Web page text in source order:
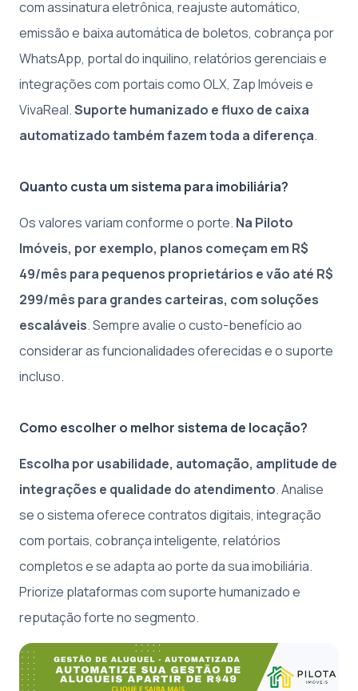
com assinatura eletrônica, reajuste automático,
emissão e baixa automática de boletos, cobrança por
WhatsApp, portal do inquilino, relatórios gerenciais e
integrações com portais como OLX, Zap Imóveis e
VivaReal.Suporte humanizado e fluxo de caixa
automatizado também fazem toda a diferença.
Quanto custa um sistema para imobiliária?
Os valores variam conforme o porte. Na Piloto
Imóveis, por exemplo, planos começam em R$
49/mês para pequenos proprietários e vão até R$
299/mês para grandes carteiras, com soluções
escaláveis. Sempre avalie o custo-benefício ao
considerar as funcionalidades oferecidas e o suporte
incluso.
Como escolher o melhor sistema de locação?
Escolha por usabilidade, automação, amplitude de
integrações e qualidade do atendimento. Analise
se o sistema oferece contratos digitais, integração
com portais, cobrança inteligente, relatórios
completos e se adapta ao porte da sua imobiliária.
Priorize plataformas com suporte humanizado e
reputação forte no segmento.